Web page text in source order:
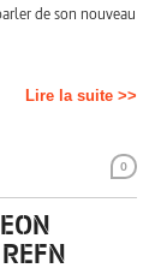
de son nouveau
Lire la suite >>
0